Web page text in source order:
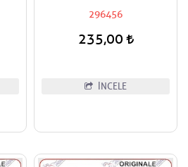
Sele Altı Takozu / Uzun Tip /
296456
235,00
İNCELE